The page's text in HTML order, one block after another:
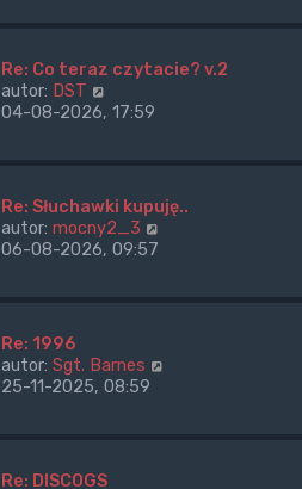
o
t
o
s
o
s
t
t
l
n
o
w
s
s
t
Re: Co teraz czytacie? v.2
autor: DST
y
e
t
l
n
w
s
o
04-08-2026, 17:59
Re: Słuchawki kupuję..
autor: mocny2_3
l
06-08-2026, 09:57
Re: 1996
autor: Sgt. Barnes
25-11-2025, 08:59
Re: DISCOGS